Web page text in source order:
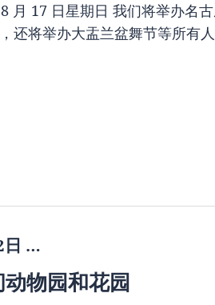
月 17 日星期日 我们将举办名
还将举办大盂兰盆舞节等所有
日 …
物园和花园